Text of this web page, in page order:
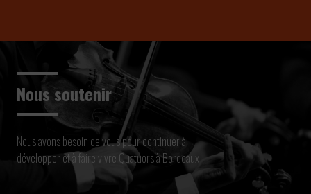
Nous soutenir
Nous avons besoin de vous pour continuer à
développer et à faire vivre Quatuors à Bordeaux